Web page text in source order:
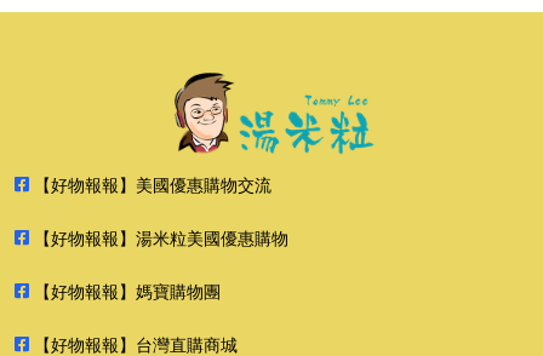
【好物報報】美國優惠購物交流
【好物報報】湯米粒美國優惠購物
【好物報報】媽寶購物團
【好物報報】台灣直購商城